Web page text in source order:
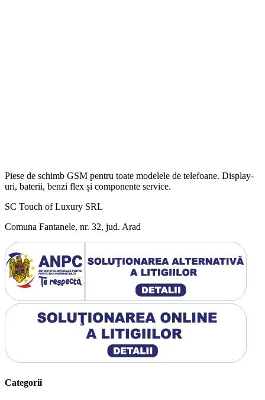
Piese de schimb GSM pentru toate modelele de telefoane. Display-
uri, baterii, benzi flex și componente service.
SC Touch of Luxury SRL
Comuna Fantanele, nr. 32, jud. Arad
Categorii